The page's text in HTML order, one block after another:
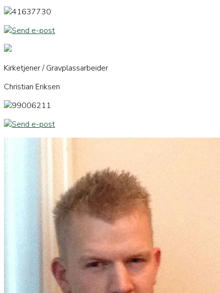
41637730
Send e-post
Kirketjener / Gravplassarbeider
Christian Eriksen
99006211
Send e-post